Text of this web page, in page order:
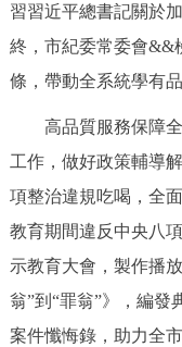
習習近平總書記關於
終，市紀委常委會&&
條，帶動全系統學有
高品質服務保障全
工作，做好政策輔導
項整治違規吃喝，全
教育期間違反中央八
示教育大會，製作播
翁”到“罪翁”》，編發
案件懺悔錄，助力全